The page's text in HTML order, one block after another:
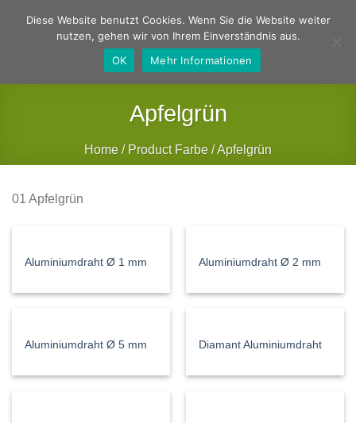
Apfelgrün
Home / Product Farbe /Apfelgrün
01 Apfelgrün
Aluminiumdraht Ø 1 mm Aluminiumdraht Ø 2 mm
Aluminiumdraht Ø 5 mm Diamant Aluminiumdraht
Diese Website benutzt Cookies. Wenn Sie die Website weiter
nutzen, gehen wir von Ihrem Einverständnis aus.
OK
Mehr Informationen